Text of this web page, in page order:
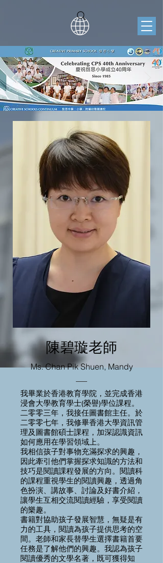
陳碧璇老師
Ms. Chan Pik Shuen, Mandy
我畢業於香港教育學院，並完成香港
浸會大學教育學士(榮譽)學位課程。
二零零三年，我接任圖書館主任。於
二零零七年，我修畢香港大學資訊管
理及圖書館碩士課程，加深認識資訊
如何應用在學習領域上。
我相信孩子對事物充滿探求的興趣，
因此牽引他們掌握探求知識的方法和
技巧是閱讀課程發展的方向。閱讀科
的課程重視學生的閱讀興趣，透過角
色扮演、講故事、討論及好書介紹，
讓學生互相交流閱讀經驗，享受閱讀
的樂趣。
書籍對協助孩子發展智慧，無疑是有
力的工具，閱讀為孩子提供思考的空
間。老師和家長替學生選擇書籍首要
任務是了解他們的興趣。我認為孩子
閱讀優秀的文學名著，既可獲得知